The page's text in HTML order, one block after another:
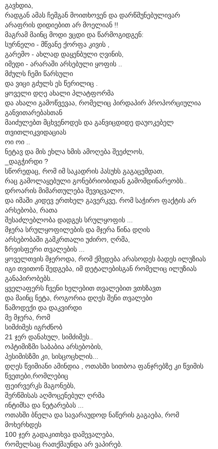
გავხდია,
რადგან ამას ჩემგან მოითხოვენ და დარწმუნებულივარ
არაფრის დიდიებით არ მოელიან !!
მაგრამ მაინც მოდი ვცდი და წარმოგიდგენ:
სურნელი - მწვანე ქორფა კივის ,
გარემო - ახლად დაყენბული ღვინის,
იმედი - არარაში არსებული ყოფის ..
მძულს ჩემი წარსული
და ვიცი გძულს ეს წერილიც .
ყოველი დღე ახალი პლატფორმა
და ახალი გამოწვევაა, რომელიც პირდაპირ პროპორციულია
განვითარებასთან
მაიძულებთ მცხვენოდეს და განვიცდიდე დაუოკებელ
თვითლიკვიდაციას
ოი ოი ..
ნეტავ და მის ეხლა ხმის ამოღება შეეძლოს,
_დაგჭირდი ?
სწორედაც, რომ იმ საკადრის პასუხს გაგაცემდათ,
რაც გამოლაყებული გონებრიობიდან გამომდინარეობს..
დროარის მიმართულება შევიცვალო,
და იმაში კიდევ ერთხელ გავერკვე, რომ საჭირო ფაქტის არ
არსებობა, რათა
შესაძლებლობა დადგეს სრულყოფის ...
მჯერა სრულყოფილების და მჯერა წინა დღის
არსებობაში გამკრთალი უძირო, ღრმა,
ზრვისფერი თვალების ...
ყოველთვის მჯეროდა, რომ ქმედება არასოდეს ბადეს ილუზიას
იგი თვითონ შედგება, იმ დეტალებისგან რომელიც ილუზიას
განაპირობებს..
ყველაფერს ჩვენი ხელებით თვალებით ვთხზავთ
და მაინც ნეტა, როგორია დღეს შენი თვალები
წამოდექი და დაკვირდი
მე მჯერა, რომ
სიმძიმეს იგრძნობ
21 ჯერ დანახულ, სიმძიმეს..
ოპტიმიზმი საბაბია არსებობის,
პესიმისზმი კი, სისცოცხლის...
დღეს წვიმიანი ამინდია , ოთახში სითბოა ფანჯრებზე კი წვიმის
წვეთები,რომლებიც
ფეირვერკს მაგონებს,
შერწმისას აღმოცენებულ ღრმა
ინტიმსა და ნეტარებას ...
ოთახში ბნელა და სავარაუდოდ ნაწერის გაგაება, რომ
მოხერხდეს
100 ჯერ გადაკითხვა დამევალება,
რომელსაც რათქმაუნდა არ ვაპირებ.